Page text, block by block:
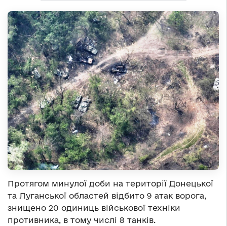
Протягом минулої доби на території Донецької
та Луганської областей відбито 9 атак ворога,
знищено 20 одиниць військової техніки
противника, в тому числі 8 танків.